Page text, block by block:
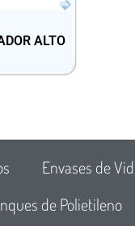
ALTO
Envases de
de Polietileno